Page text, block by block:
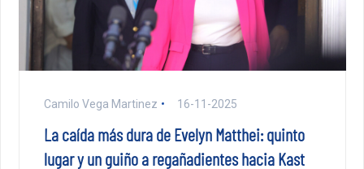
Camilo Vega Martinez 16-11-2025
La caída más dura de Evelyn Matthei: quinto
lugar y un guiño a regañadientes hacia Kast